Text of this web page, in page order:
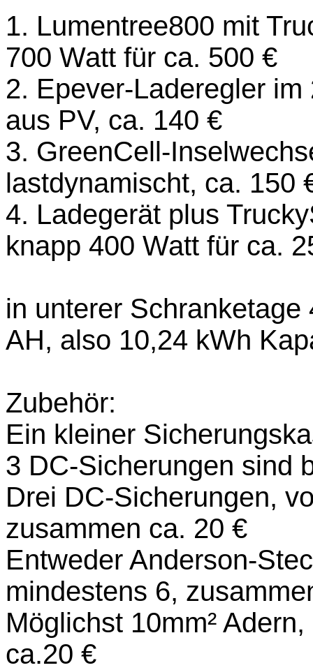
1. Lumentree800 mit
700 Watt für ca. 500 €
2. Epever-Laderegler
aus PV, ca. 140 €
3. GreenCell-
lastdynamischt, ca. 150
4. Ladegerät plus
knapp 400 Watt für ca.
in unterer
AH, also 10,24 kWh
Zubehör:
Ein kleiner
3 DC-Sicherungen sind
Drei DC-Sicherungen,
zusammen ca. 20 €
Entweder Anderson-
mindestens 6,
Möglichst 10mm²
ca.20 €